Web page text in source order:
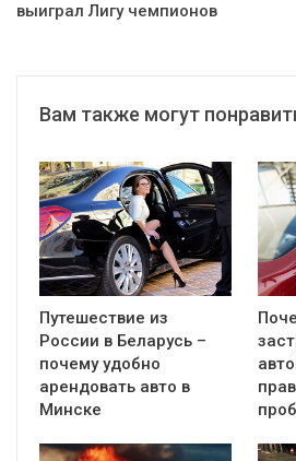
выиграл Лигу чемпионов
Вам также могут
Путешествие из
России в Беларусь –
почему удобно
арендовать авто в
Минске